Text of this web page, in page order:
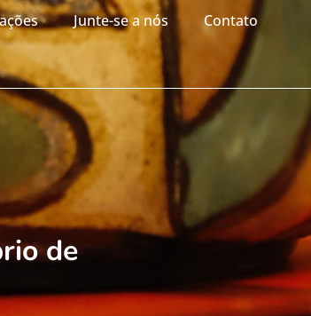
Junte-se a nós Contato
de